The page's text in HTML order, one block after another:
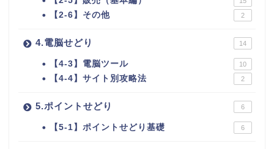
【2-6】その他 2
4.電脳せどり 14
【4-3】電脳ツール 10
【4-4】サイト別攻略法 2
5.ポイントせどり 6
【5-1】ポイントせどり基礎 6